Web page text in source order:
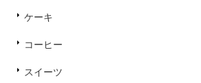
ケーキ
コーヒー
スイーツ